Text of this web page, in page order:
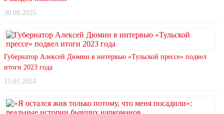
30.09.2025
Губернатор Алексей Дюмин в интервью «Тульской прессе» подвел
итоги 2023 года
15.01.2024